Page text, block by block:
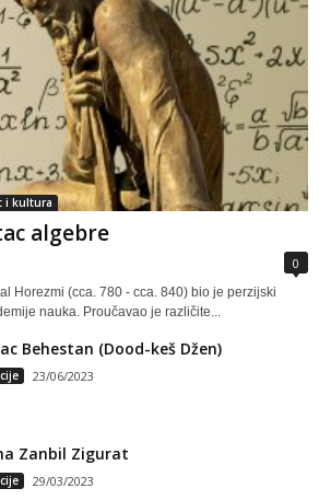
i kultura
algebre
0
Horezmi (cca. 780 - cca. 840) bio je perzijski
nauka. Proučavao je različite...
Behestan (Dood-keš Džen)
23/06/2023
Zanbil Zigurat
29/03/2023